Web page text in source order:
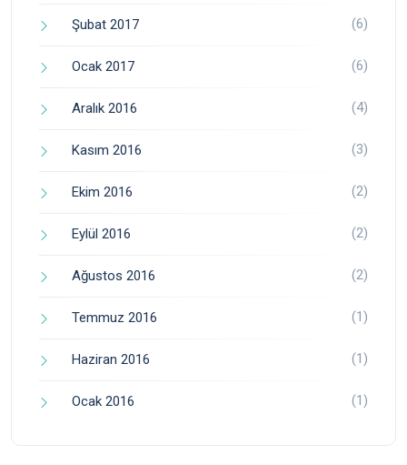
Şubat 2017 (6)
Ocak 2017 (6)
Aralık 2016 (4)
Kasım 2016 (3)
Ekim 2016 (2)
Eylül 2016 (2)
Ağustos 2016 (2)
Temmuz 2016 (1)
Haziran 2016 (1)
Ocak 2016 (1)